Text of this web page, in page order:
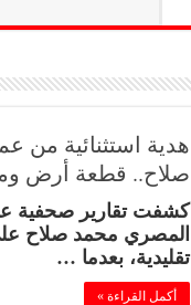
هدية استثنائية من
صلاح.. قطعة أرض
كشفت تقارير صحفية
المصري محمد صلاح
تقليدية، بعدما …
أكمل القراءة »